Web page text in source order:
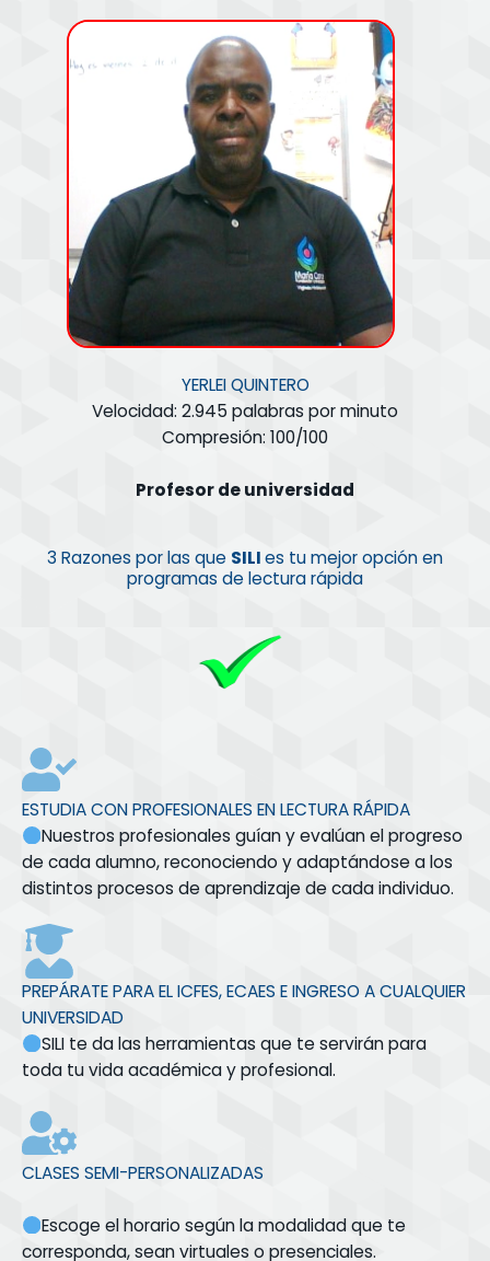
YERLEI QUINTERO
Velocidad: 2.945 palabras por minuto
Compresión: 100/100
Profesor de universidad
3 Razones por las que SILIes tu mejor opción en
programas de lectura rápida
ESTUDIA CON PROFESIONALES EN LECTURA RÁPIDA
Nuestros profesionales guían y evalúan el progreso
de cada alumno, reconociendo y adaptándose a los
distintos procesos de aprendizaje de cada individuo.
PREPÁRATE PARA EL ICFES, ECAES E INGRESO A CUALQUIER
UNIVERSIDAD
SILI te da las herramientas que te servirán para
toda tu vida académica y profesional.
CLASES SEMI-PERSONALIZADAS
Escoge el horario según la modalidad que te
corresponda, sean virtuales o presenciales.